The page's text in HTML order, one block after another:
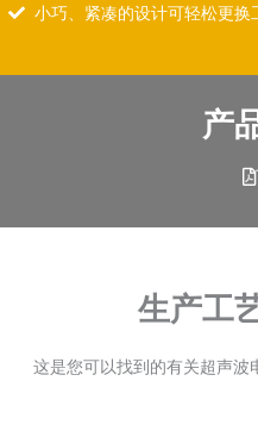
小巧、紧凑的设计可轻松更换
产
生产工
这是您可以找到的有关超声波